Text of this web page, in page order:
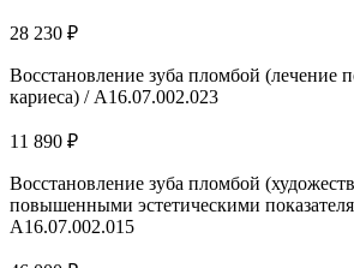
28 230 ₽
Восстановление зуба пломбой (лечение
кариеса) / А16.07.002.023
11 890 ₽
Восстановление зуба пломбой
повышенными эстетическими
А16.07.002.015